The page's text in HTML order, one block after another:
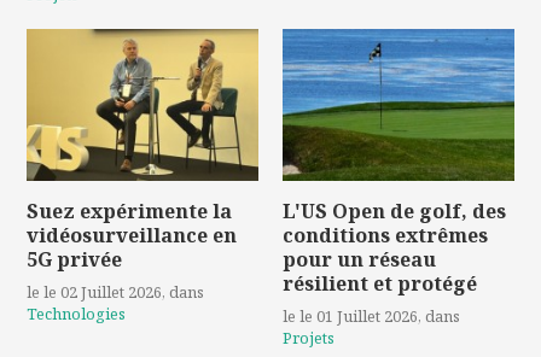
Suez expérimente la
vidéosurveillance en
5G privée
le le 02 Juillet 2026, dans
Technologies
L'US Open de golf, des
conditions extrêmes
pour un réseau
résilient et protégé
le le 01 Juillet 2026, dans
Projets